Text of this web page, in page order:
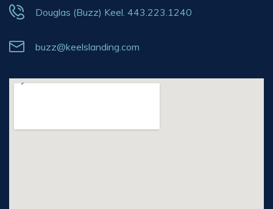
Douglas (Buzz) Keel. 443.223.1240
buzz@keelslanding.com